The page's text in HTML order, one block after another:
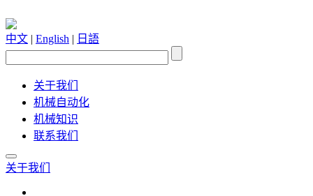
中文 | English | 日語
关于我们
机械自动化
机械知识
联系我们
关于我们